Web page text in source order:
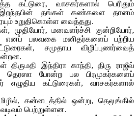
கட்டுரை, வாசகர்களால் பெரிதும்
இறந்தபின் தங்கள் கண்களை தானம்
உறுதிகொள்ள வைத்தது.
முதியோர், மனவளர்ச்சி குன்றியோர்,
எனப் பலவகை மனிதர்களைப் பற்றிய
சமுதாய விழிப்புணர்வைத்
திருமதி இந்திரா காந்தி, திரு ராஜீவ்
போன்ற பல பிரமுகர்களைப்
எழுதிய கட்டுரைகள், வாசகர்களால்
கன்னடத்தில் ஒன்று, தெலுங்கில்
பெற்றுள்ளன.